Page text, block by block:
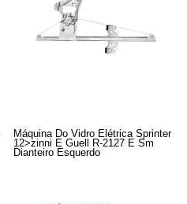
Máquina Do Vidro Elétrica Sprinter
12>zinni E Guell R-2127 E Sm
Dianteiro Esquerdo